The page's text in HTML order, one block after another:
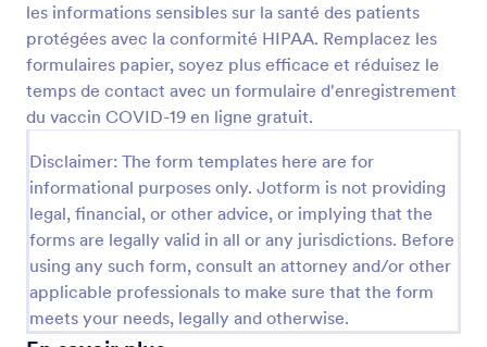
les informations sensibles sur la santé des patients
protégées avec la conformité HIPAA. Remplacez les
formulaires papier, soyez plus efficace et réduisez le
temps de contact avec un formulaire d'enregistrement
du vaccin COVID-19 en ligne gratuit.
Disclaimer: The form templates here are for
informational purposes only. Jotform is not providing
legal, financial, or other advice, or implying that the
forms are legally valid in all or any jurisdictions. Before
using any such form, consult an attorney and/or other
applicable professionals to make sure that the form
meets your needs, legally and otherwise.
Go to Category:
Formulaires pharmacie
Utiliser le modèle
Prévisualiser